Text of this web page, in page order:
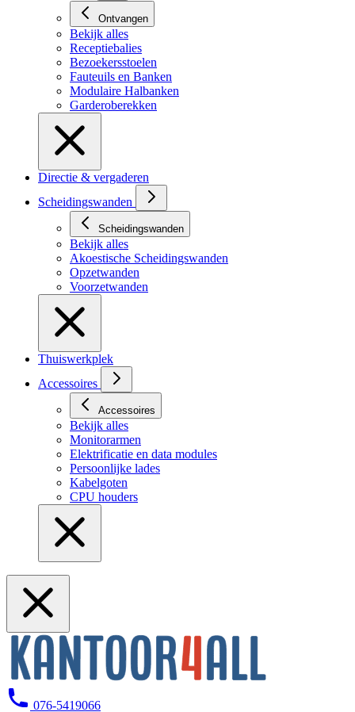
Ontvangen
Bekijk alles
Receptiebalies
Bezoekersstoelen
Fauteuils en Banken
Modulaire Halbanken
Garderoberekken
Directie & vergaderen
Scheidingswanden
Scheidingswanden
Bekijk alles
Akoestische Scheidingswanden
Opzetwanden
Voorzetwanden
Thuiswerkplek
Accessoires
Accessoires
Bekijk alles
Monitorarmen
Elektrificatie en data modules
Persoonlijke lades
Kabelgoten
CPU houders
076-5419066